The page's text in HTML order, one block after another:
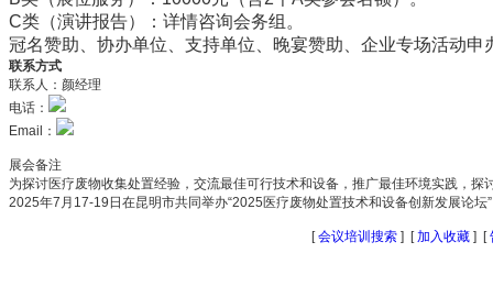
C类（演讲报告）：详情咨询会务组。
冠名赞助、协办单位、支持单位、晚宴赞助、企业专场活动
联系方式
联系人：颜经理
电话：
Email：
展会备注
为探讨医疗废物收集处置经验，交流最佳可行技术和设备，推广最佳环境实践，
2025年7月17-19日在昆明市共同举办“2025医疗废物处置技术和设备创新发展论坛
[会议培训搜索 ] [加入收藏 ] [